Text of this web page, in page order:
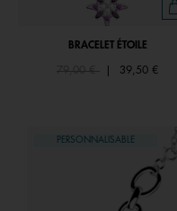
BRACELET ÉTOILE
Price reduced from
79,00 € 39,50 €
PERSONNALISABLE